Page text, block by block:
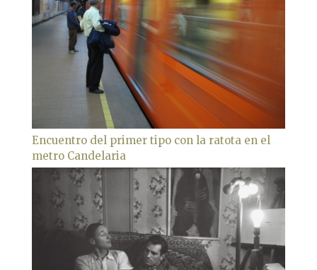
Encuentro del primer tipo con la ratota en el
metro Candelaria